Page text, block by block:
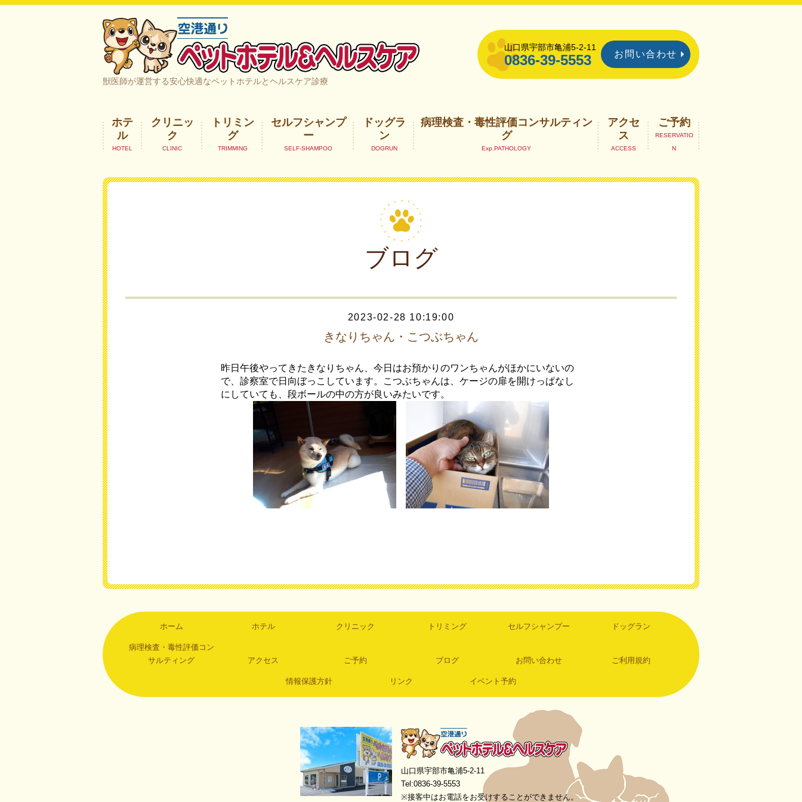
空港通りペットホテル＆ヘルスケア｜山口県宇部市
獣医師が運営する安心快適なペットホテルとヘルスケア診療
山口県宇部市亀浦5-2-11
0836-39-5553 お問い合わせ
ホテ
ル
クリニッ
ク
トリミン
グ
セルフシャンプ
ー
ドッグラ
ン
病理検査・毒性評価コンサルティン
グ
アクセ
ス
ご予約
ブログ
2023-02-28 10:19:00
きなりちゃん・こつぶちゃん
昨日午後やってきたきなりちゃん、今日はお預かりのワンちゃんがほかにいないの
で、診察室で日向ぼっこしています。こつぶちゃんは、ケージの扉を開けっぱなし
にしていても、段ボールの中の方が良いみたいです。
ホーム ホテル クリニック トリミング セルフシャンプー ドッグラン
病理検査・毒性評価コン
サルティング
アクセス ご予約 ブログ お問い合わせ ご利用規約
情報保護方針 リンク イベント予約
空港通りペットホテル＆ヘルスケア
山口県宇部市亀浦5-2-11
Tel:0836-39-5553
※接客中はお電話をお受けすることができません。